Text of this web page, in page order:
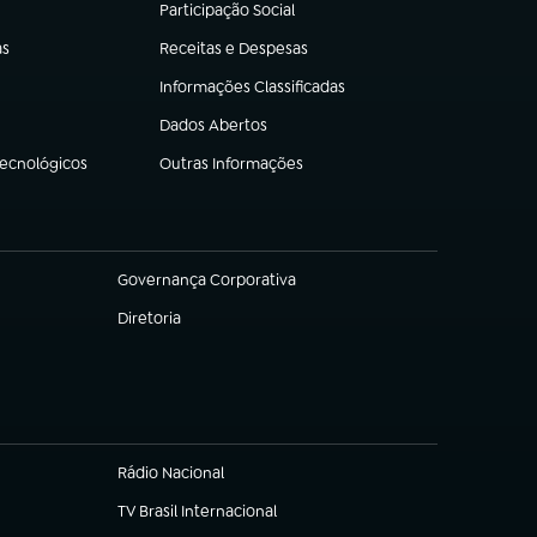
Participação Social
(abre em nova aba)
Receitas e Despesas
(abre em nova aba)
Informações Classificadas
(abre em nova aba)
Dados Abertos
(abre em nova aba)
Outras Informações
(abre em nova aba)
Governança Corporativa
(abre em nova aba)
Diretoria
(abre em nova aba)
Rádio Nacional
TV Brasil Internacional
(abre em nova aba)